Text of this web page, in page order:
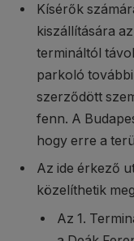
Kísérők
kiszállítására
termináltól
parkoló
szerződött
fenn. A
hogy erre a
Az ide érkező
közelíthetik
Az 1.